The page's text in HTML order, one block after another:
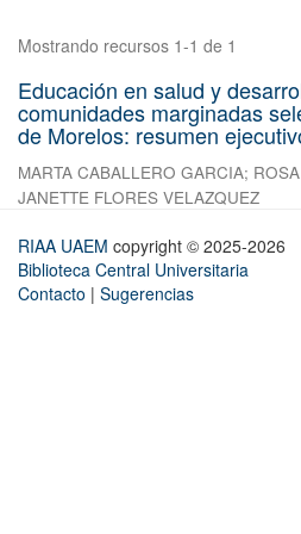
Mostrando recursos 1-1 de 1
Educación en salud y
comunidades marginadas
de Morelos: resumen
MARTA CABALLERO GARCIA;
JANETTE FLORES VELAZQUEZ
RIAA UAEM copyright © 2025-2026
Biblioteca Central Universitaria
Contacto | Sugerencias